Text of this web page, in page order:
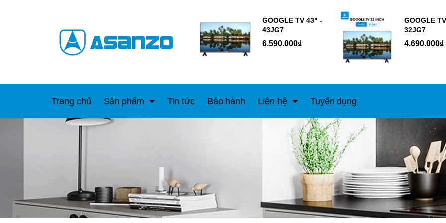
GOOGLE TV 43" -
43JG7
6.590.000₫
GOOGLE
32JG7
4.690.000₫
Trang chủ Sản phẩm Tin tức Bảo hành Liên hệ Tuyển dụng